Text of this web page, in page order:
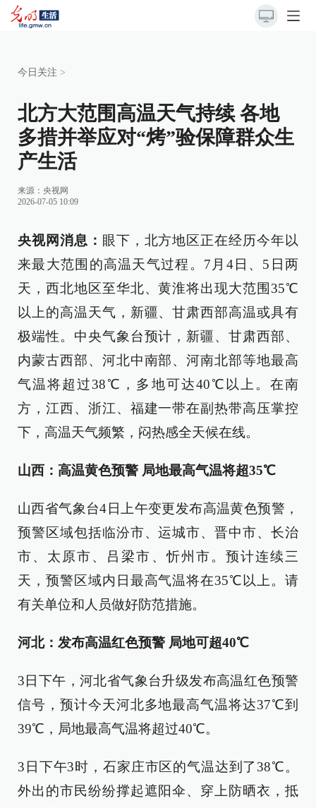
今日关注 >
北方大范围高温天气持续 各地
多措并举应对“烤”验保障群众生
产生活
来源： 央视网
2026-07-05 10:09
央视网消息： 眼下，北方地区正在经历今年以
来最大范围的高温天气过程。7月4日、5日两
天，西北地区至华北、黄淮将出现大范围35℃
以上的高温天气，新疆、甘肃西部高温或具有
极端性。中央气象台预计，新疆、甘肃西部、
内蒙古西部、河北中南部、河南北部等地最高
气温将超过38℃，多地可达40℃以上。在南
方，江西、浙江、福建一带在副热带高压掌控
下，高温天气频繁，闷热感全天候在线。
山西：高温黄色预警 局地最高气温将超35℃
山西省气象台4日上午变更发布高温黄色预警，
预警区域包括临汾市、运城市、晋中市、长治
市、太原市、吕梁市、忻州市。预计连续三
天，预警区域内日最高气温将在35℃以上。请
有关单位和人员做好防范措施。
河北：发布高温红色预警 局地可超40℃
3日下午，河北省气象台升级发布高温红色预警
信号，预计今天河北多地最高气温将达37℃到
39℃，局地最高气温将超过40℃。
3日下午3时，石家庄市区的气温达到了38℃。
外出的市民纷纷撑起遮阳伞、穿上防晒衣，抵